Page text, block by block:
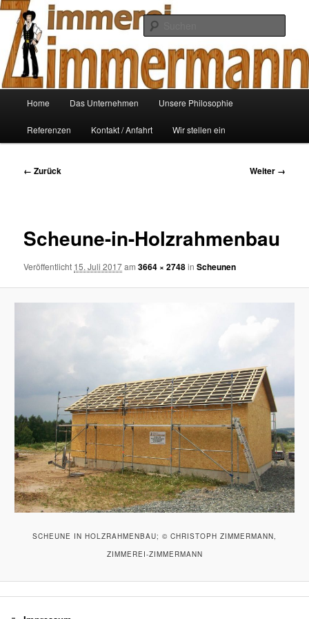
Zum
Inhalt
wechseln
Zimmerei-Zimmermann
Ihre Zimmerei
Home Das Unternehmen Unsere Philosophie
Referenzen Kontakt / Anfahrt Wir stellen ein
Bilder-
← Zurück Weiter →
Scheune-in-Holzrahmenbau
Veröffentlicht 15. Juli 2017am3664 × 2748inScheunen
SCHEUNE IN HOLZRAHMENBAU; © CHRISTOPH ZIMMERMANN,
ZIMMEREI-ZIMMERMANN